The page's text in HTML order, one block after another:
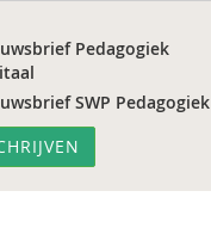
Pedagogiek
SWP Pedagogiek